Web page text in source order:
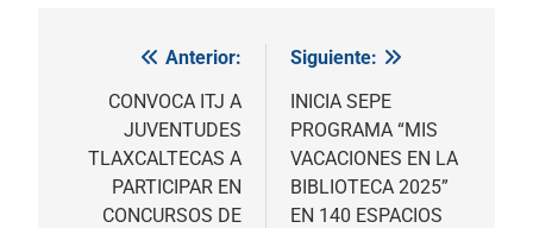
Navegación
entradas
Anterior:
CONVOCA ITJ A
JUVENTUDES
TLAXCALTECAS A
PARTICIPAR EN
CONCURSOS DE
Siguiente:
INICIA SEPE
PROGRAMA “MIS
VACACIONES EN LA
BIBLIOTECA 2025”
EN 140 ESPACIOS